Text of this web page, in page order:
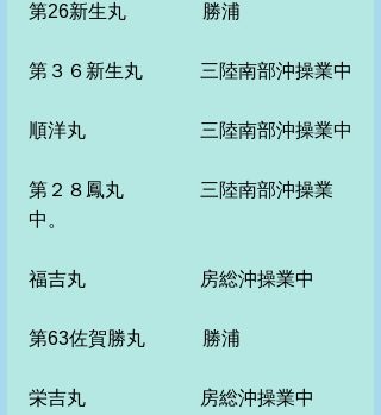
第26新生丸　　　　勝浦
第３６新生丸　　　三陸南部沖操業中
順洋丸　　　　　　三陸南部沖操業中
第２８鳳丸　　　　三陸南部沖操業
中。
福吉丸　　　　　　房総沖操業中
第63佐賀勝丸　　　勝浦
栄吉丸　　　　　　房総沖操業中